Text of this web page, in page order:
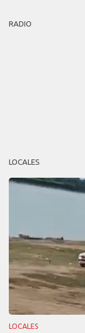
RADIO
LOCALES
LOCALES